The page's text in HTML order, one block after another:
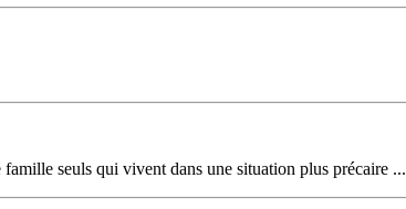
seuls qui vivent dans une situation plus précaire ...